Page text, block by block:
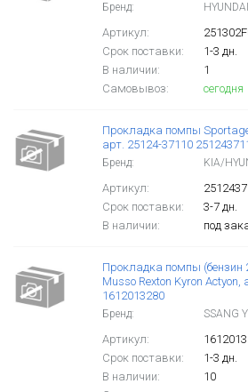
Бренд:
Артикул:
Срок поставки:
1-3 дн.
В наличии:
1
Самовывоз:
сегодня
Прокладка помпы
арт. 25124-37110
Бренд: KIA/
Артикул:
Срок поставки:
3-7 дн.
В наличии:
под
Прокладка помпы (бензин
Musso Rexton Kyron Actyon,
1612013280
Бренд: SSANG
Артикул:
Срок поставки:
1-3 дн.
В наличии:
10